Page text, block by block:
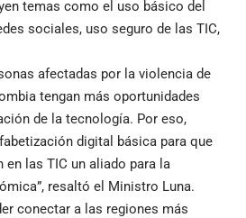
temas como el uso básico del
sociales, uso seguro de las TIC,
afectadas por la violencia de
tengan más oportunidades
de la tecnología. Por eso,
digital básica para que
en las TIC un aliado para la
resaltó el Ministro Luna.
conectar a las regiones más